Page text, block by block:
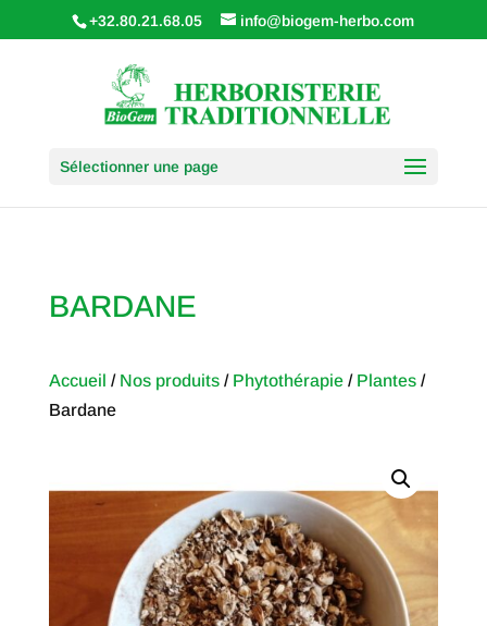
+32.80.21.68.05 info@biogem-herbo.com
Sélectionner une page
BARDANE
Accueil / Nos produits/ Phytothérapie/ Plantes/
Bardane